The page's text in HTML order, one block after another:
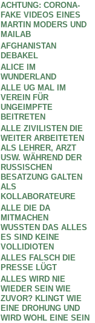
ACHTUNG: CORONA-
FAKE VIDEOS EINES
MARTIN MODERS UND
MAILAB
AFGHANISTAN
DEBAKEL
ALICE IM
WUNDERLAND
ALLE UG MAL IM
VEREIN FÜR
UNGEIMPFTE
BEITRETEN
ALLE ZIVILISTEN DIE
WEITER ARBEITETEN
ALS LEHRER, ARZT
USW. WÄHREND DER
RUSSISCHEN
BESATZUNG GALTEN
ALS
KOLLABORATEURE
ALLE DIE DA
MITMACHEN
WUSSTEN DAS ALLES
ES SIND KEINE
VOLLIDIOTEN
ALLES FALSCH DIE
PRESSE LÜGT
ALLES WIRD NIE
WIEDER SEIN WIE
ZUVOR? KLINGT WIE
EINE DROHUNG UND
WIRD WOHL EINE SEIN